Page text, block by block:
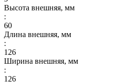
Высота внешняя, мм
:
60
Длина внешняя, мм
:
126
Ширина внешняя, мм
:
126